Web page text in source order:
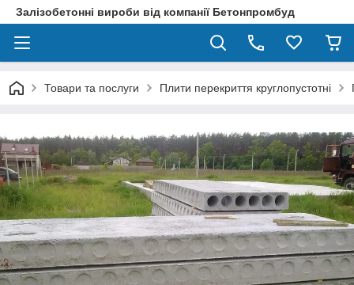
Залізобетонні вироби від компанії Бетонпромбуд
Товари та послуги Плити перекриття круглопустотні